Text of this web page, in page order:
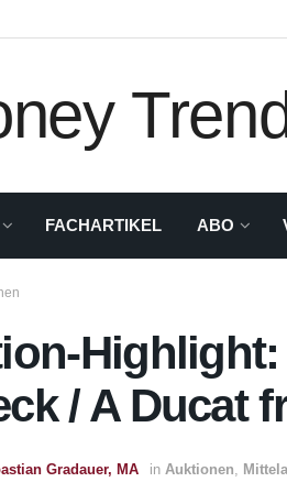
FACHARTIKEL ABO
/ A Ducat
Gradauer, MA in Auktionen